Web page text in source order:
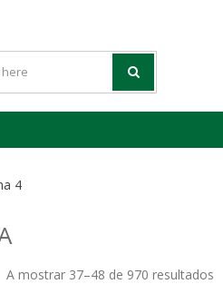
–
VAZIOS
4
A mostrar 37–48 de 970 resultados